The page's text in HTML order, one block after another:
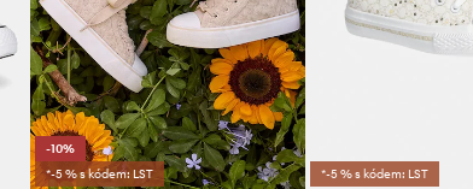
-10%
*-5 % s kódem: LST
*-5 % s kódem: LST